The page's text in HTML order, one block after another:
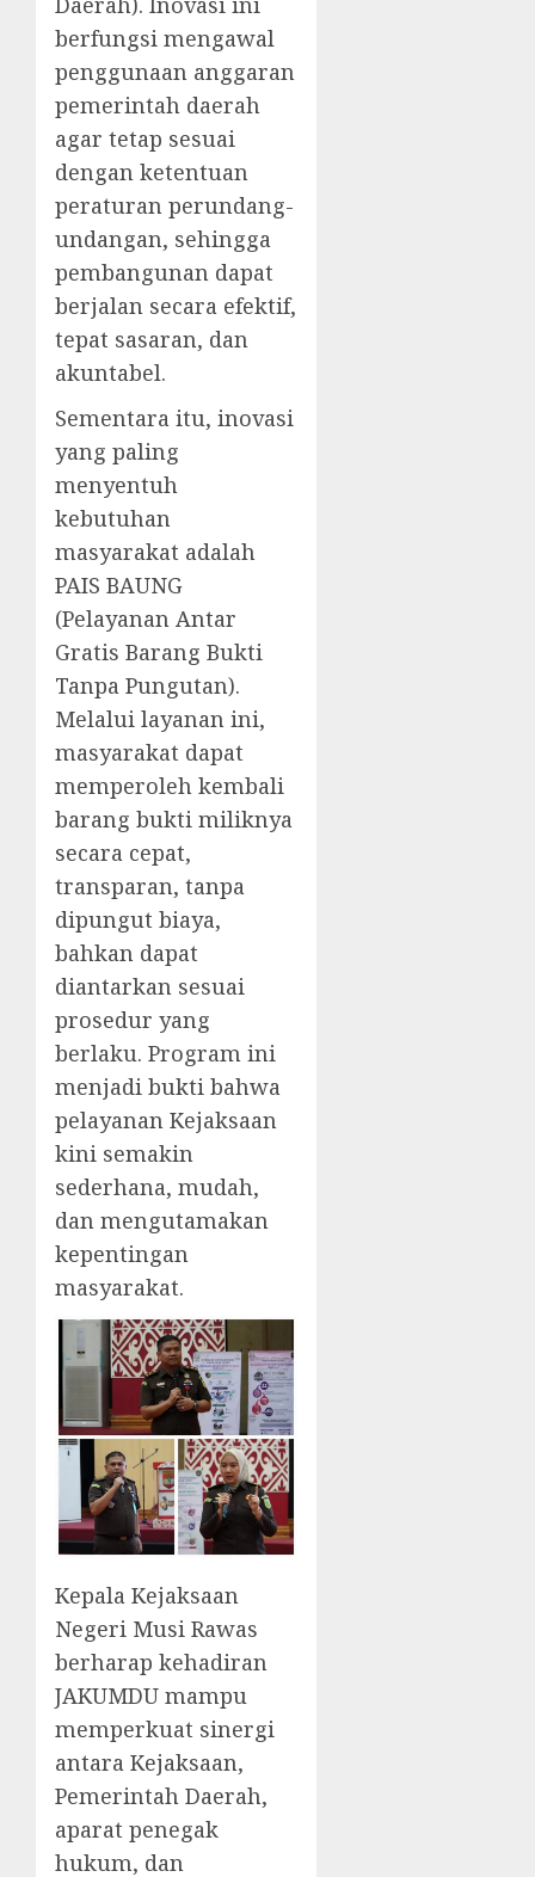
berfungsi mengawal
penggunaan anggaran
pemerintah daerah
agar tetap sesuai
dengan ketentuan
peraturan perundang-
undangan, sehingga
pembangunan dapat
berjalan secara efektif,
tepat sasaran, dan
akuntabel.
Sementara itu, inovasi
yang paling
menyentuh
kebutuhan
masyarakat adalah
PAIS BAUNG
(Pelayanan Antar
Gratis Barang Bukti
Tanpa Pungutan).
Melalui layanan ini,
masyarakat dapat
memperoleh kembali
barang bukti miliknya
secara cepat,
transparan, tanpa
dipungut biaya,
bahkan dapat
diantarkan sesuai
prosedur yang
berlaku. Program ini
menjadi bukti bahwa
pelayanan Kejaksaan
kini semakin
sederhana, mudah,
dan mengutamakan
kepentingan
masyarakat.
Kepala Kejaksaan
Negeri Musi Rawas
berharap kehadiran
JAKUMDU mampu
memperkuat sinergi
antara Kejaksaan,
Pemerintah Daerah,
aparat penegak
hukum, dan